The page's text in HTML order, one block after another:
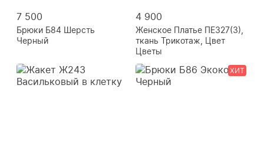
7 500
Брюки Б84 Шерсть
Черный
4 900
Женское Платье ПЕ327(3),
ткань Трикотаж, Цвет
Цветы
ХИТ